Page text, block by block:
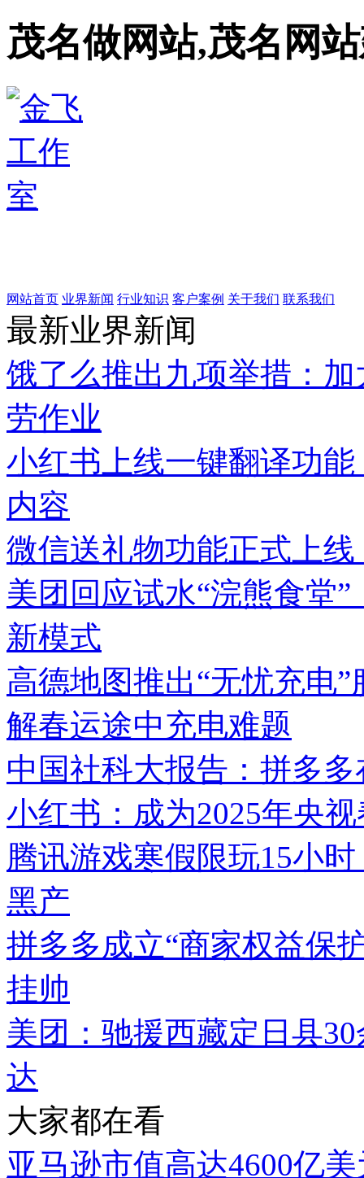
茂名做网站,茂名网
网站首页 业界新闻 行业知识 客户案例 关于我们 联系我们
最新业界新闻
饿了么推出九项举措：
劳作业
小红书上线一键翻译功
内容
微信送礼物功能正式上
美团回应试水“浣熊食堂
新模式
高德地图推出“无忧充电
解春运途中充电难题
中国社科大报告：拼多
小红书：成为2025年央
腾讯游戏寒假限玩15小
黑产
拼多多成立“商家权益保
挂帅
美团：驰援西藏定日县
达
大家都在看
亚马逊市值高达4600亿